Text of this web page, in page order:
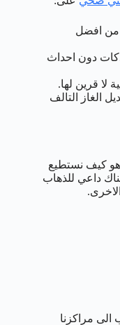
من افضل
دون احداث
لا قرين لها.
الغاز التالف
كيف نستطيع
داعي للذهاب
الى مراكزنا